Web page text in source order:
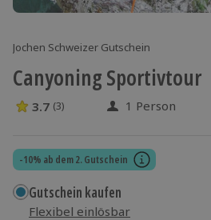
Jochen Schweizer Gutschein
Canyoning Sportivtour
3.7 Sterne von 5 aus 3 Bewertungen
3.7 (3) 1 Person
-10% ab dem 2. Gutschein
Gutschein kaufen
Flexibel einlösbar